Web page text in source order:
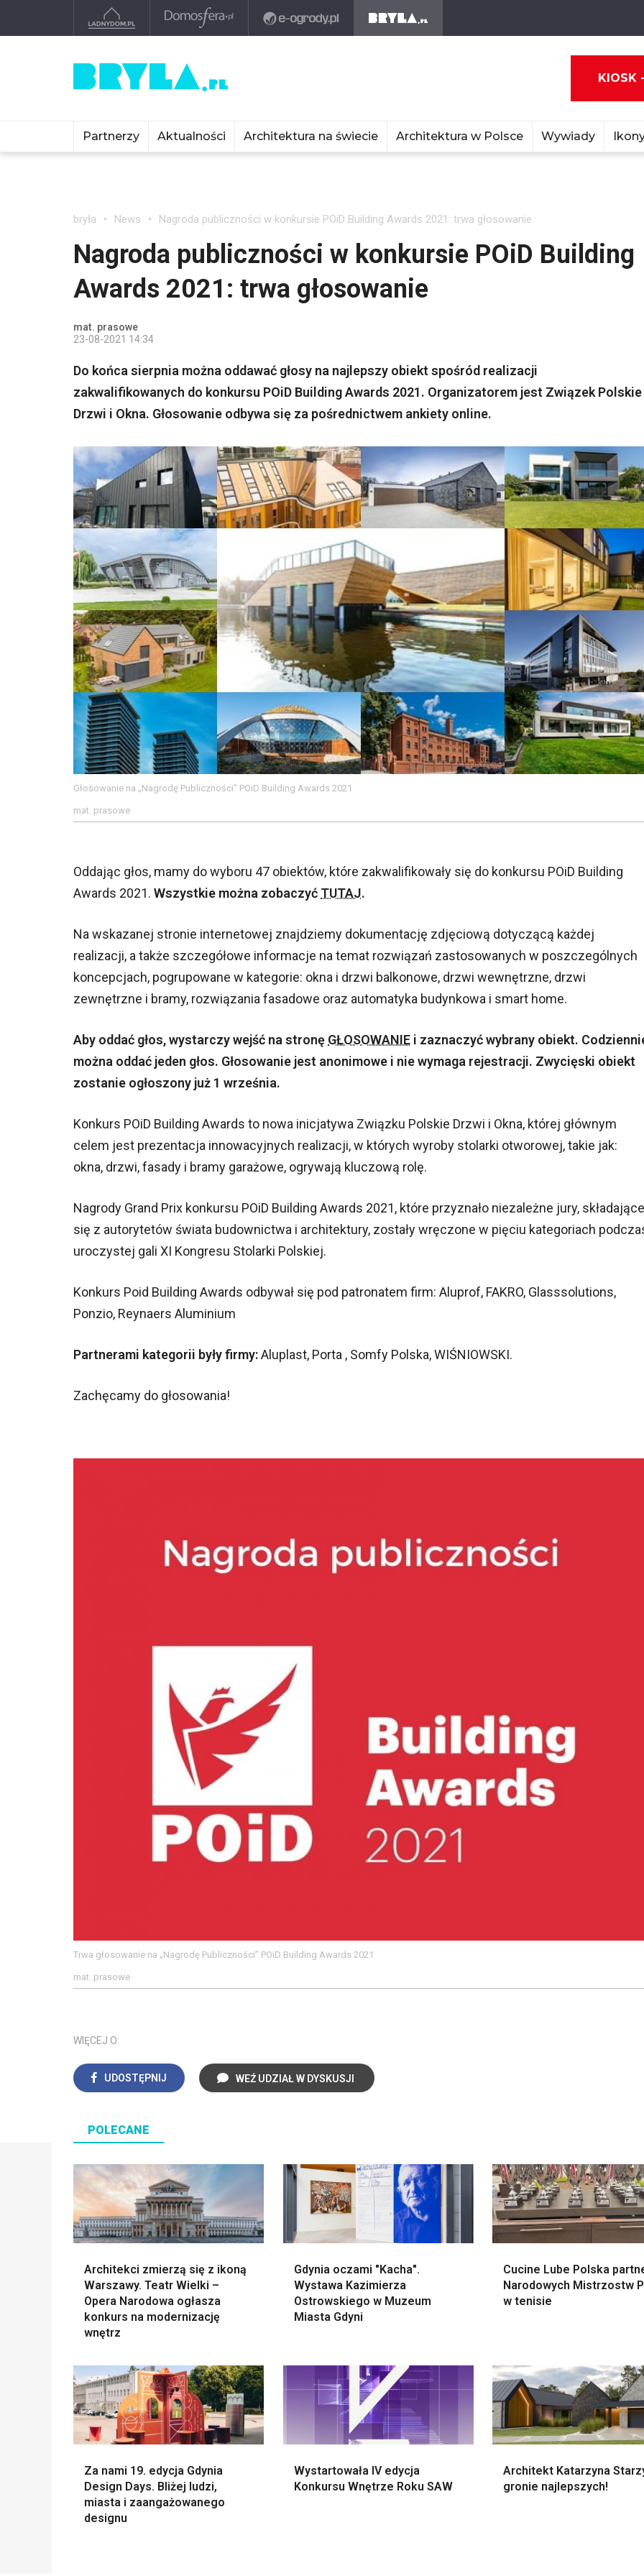
KIOSK
Partnerzy Aktualności Architektura na świecie Architektura w Polsce Wywiady
bryła News Nagroda publiczności w konkursie POiD Building Awards 2021: trwa głosowanie
Nagroda publiczności w konkursie POiD Building
Awards 2021: trwa głosowanie
mat. prasowe
23-08-2021 14:34
Do końca sierpnia można oddawać głosy na najlepszy obiekt spośród realizacji
zakwalifikowanych do konkursu POiD Building Awards 2021. Organizatorem jest Związek Polskie
Drzwi i Okna. Głosowanie odbywa się za pośrednictwem ankiety online.
Głosowanie na „Nagrodę Publiczności” POiD Building Awards 2021
mat. prasowe
Oddając głos, mamy do wyboru 47 obiektów, które zakwalifikowały się do konkursu POiD Building
Awards 2021. Wszystkie można zobaczyć TUTAJ.
Na wskazanej stronie internetowej znajdziemy dokumentację zdjęciową dotyczącą każdej
realizacji, a także szczegółowe informacje na temat rozwiązań zastosowanych w poszczególnych
koncepcjach, pogrupowane w kategorie: okna i drzwi balkonowe, drzwi wewnętrzne, drzwi
zewnętrzne i bramy, rozwiązania fasadowe oraz automatyka budynkowa i smart home.
Aby oddać głos, wystarczy wejść na stronę GŁOSOWANIE i zaznaczyć wybrany obiekt.
można oddać jeden głos. Głosowanie jest anonimowe i nie wymaga rejestracji. Zwycięski obiekt
zostanie ogłoszony już 1 września.
Konkurs POiD Building Awards to nowa inicjatywa Związku Polskie Drzwi i Okna, której głównym
celem jest prezentacja innowacyjnych realizacji, w których wyroby stolarki otworowej, takie jak:
okna, drzwi, fasady i bramy garażowe, ogrywają kluczową rolę.
Nagrody Grand Prix konkursu POiD Building Awards 2021, które przyznało niezależne jury, składające
się z autorytetów świata budownictwa i architektury, zostały wręczone w pięciu kategoriach
uroczystej gali XI Kongresu Stolarki Polskiej.
Konkurs Poid Building Awards odbywał się pod patronatem firm: Aluprof, FAKRO, Glasssolutions,
Ponzio, Reynaers Aluminium
Partnerami kategorii były firmy:Aluplast, Porta , Somfy Polska, WIŚNIOWSKI.
Zachęcamy do głosowania!
Trwa głosowanie na „Nagrodę Publiczności” POiD Building Awards 2021
mat. prasowe
WIĘCEJ O:
UDOSTĘPNIJ WEŹ UDZIAŁ W DYSKUSJI
POLECANE
Architekci zmierzą się z ikoną
Warszawy. Teatr Wielki –
Opera Narodowa ogłasza
konkurs na modernizację
wnętrz
Gdynia oczami "Kacha".
Wystawa Kazimierza
Ostrowskiego w Muzeum
Miasta Gdyni
Cucine Lube Polska
Narodowych Mistrzostw
w tenisie
Za nami 19. edycja Gdynia
Design Days. Bliżej ludzi,
miasta i zaangażowanego
designu
Wystartowała IV edycja
Konkursu Wnętrze Roku SAW
Architekt Katarzyna
gronie najlepszych!